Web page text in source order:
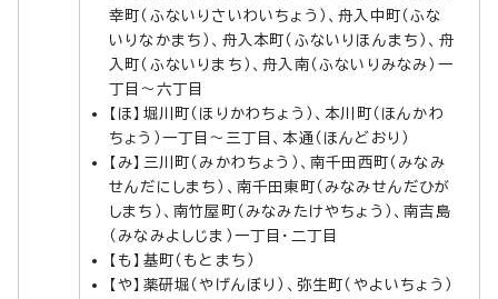
幸町（ふないりさいわいちょう）、舟入中町（ふな
いりなかまち）、舟入本町（ふないりほんまち）、舟
入町（ふないりまち）、舟入南（ふないりみなみ）一
丁目～六丁目
【ほ】堀川町（ほりかわちょう）、本川町（ほんかわ
ちょう）一丁目～三丁目、本通（ほんどおり）
【み】三川町（みかわちょう）、南千田西町（みなみ
せんだにしまち）、南千田東町（みなみせんだひが
しまち）、南竹屋町（みなみたけやちょう）、南吉島
（みなみよしじま）一丁目・二丁目
【も】基町（もとまち）
【や】薬研堀（やげんぼり）、弥生町（やよいちょう）